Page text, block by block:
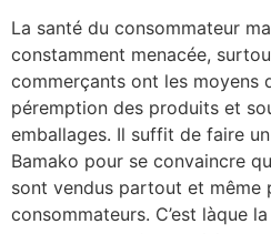
La santé du consommateur
constamment menacée,
commerçants ont les moyens
péremption des produits et
emballages. Il suffit de faire
Bamako pour se convaincre
sont vendus partout et même
consommateurs. C’est làque